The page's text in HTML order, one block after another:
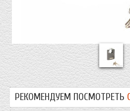
РЕКОМЕНДУЕМ ПОСМОТРЕТЬ